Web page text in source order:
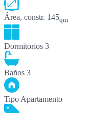
Área, constr. 145qm
Dormitorios 3
Baños 3
Tipo Apartamento